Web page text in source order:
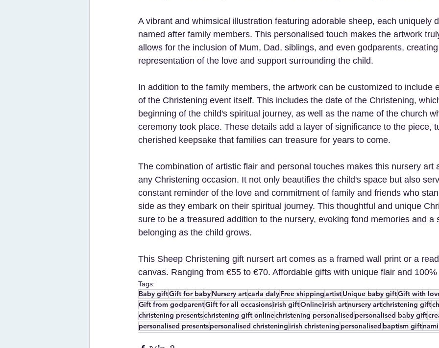
A vibrant and whimsical illustration featuring adorable sheep, each uniquely
named after family members. This personalised touch makes the artwork
allows for the inclusion of Mum, Dad, siblings, and even godparents,
representation of the love and support surrounding the child.
In addition to the family members, the artwork can be customized to include
of the Christening event itself. This includes the date of the Christening,
beginning of the child's spiritual journey, as well as the name of the church
ceremony took place. These details add a layer of significance to the piece,
cherished keepsake that families can treasure for years to come.
The combination of artistic flair and personal touches makes this nursery art
any Christening occasion. It not only beautifies the child's space but also
constant reminder of the love and commitment of family and friends who
side as they embark on their spiritual journey. This thoughtful and unique
sure to be a treasured addition to the nursery, evoking fond memories and a
belonging as the child grows.
This Sheep Christening gift nursert art comes as a framed wall print or a
canvas. Ranging from €55 to €70. Affordable gifts with unique flair and 100%
Tags:
Baby giftGift for babyNursery artcarla dalyFree shippingartistUnique baby giftGift with
Gift from godparentGift for all occasionsirish giftOnlineirish artnursery artchristening gift
christening presentschristening gift onlinechristening personalised personalised baby gift
personalised presentspersonalised christeningirish christening personalised baptism gift